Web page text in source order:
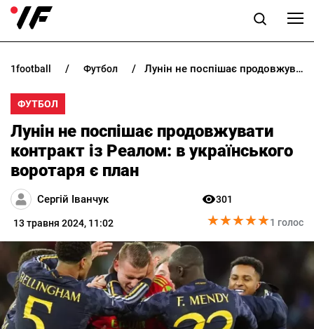
НОВИНИ
ПРОГНОЗИ
БУКМЕКЕРИ
КАЗИНО
РІЗНЕ
UKRU
1football футбол Лунін не поспішає продовжувати контракт із Реалом: в українського воротаря є план
ФУТБОЛ
Лунін не поспішає продовжувати
контракт із Реалом: в українського
воротаря є план
Сергій Іванчук
13 травня 2024, 11:02
301
★★★★★
★★★★★1 голос